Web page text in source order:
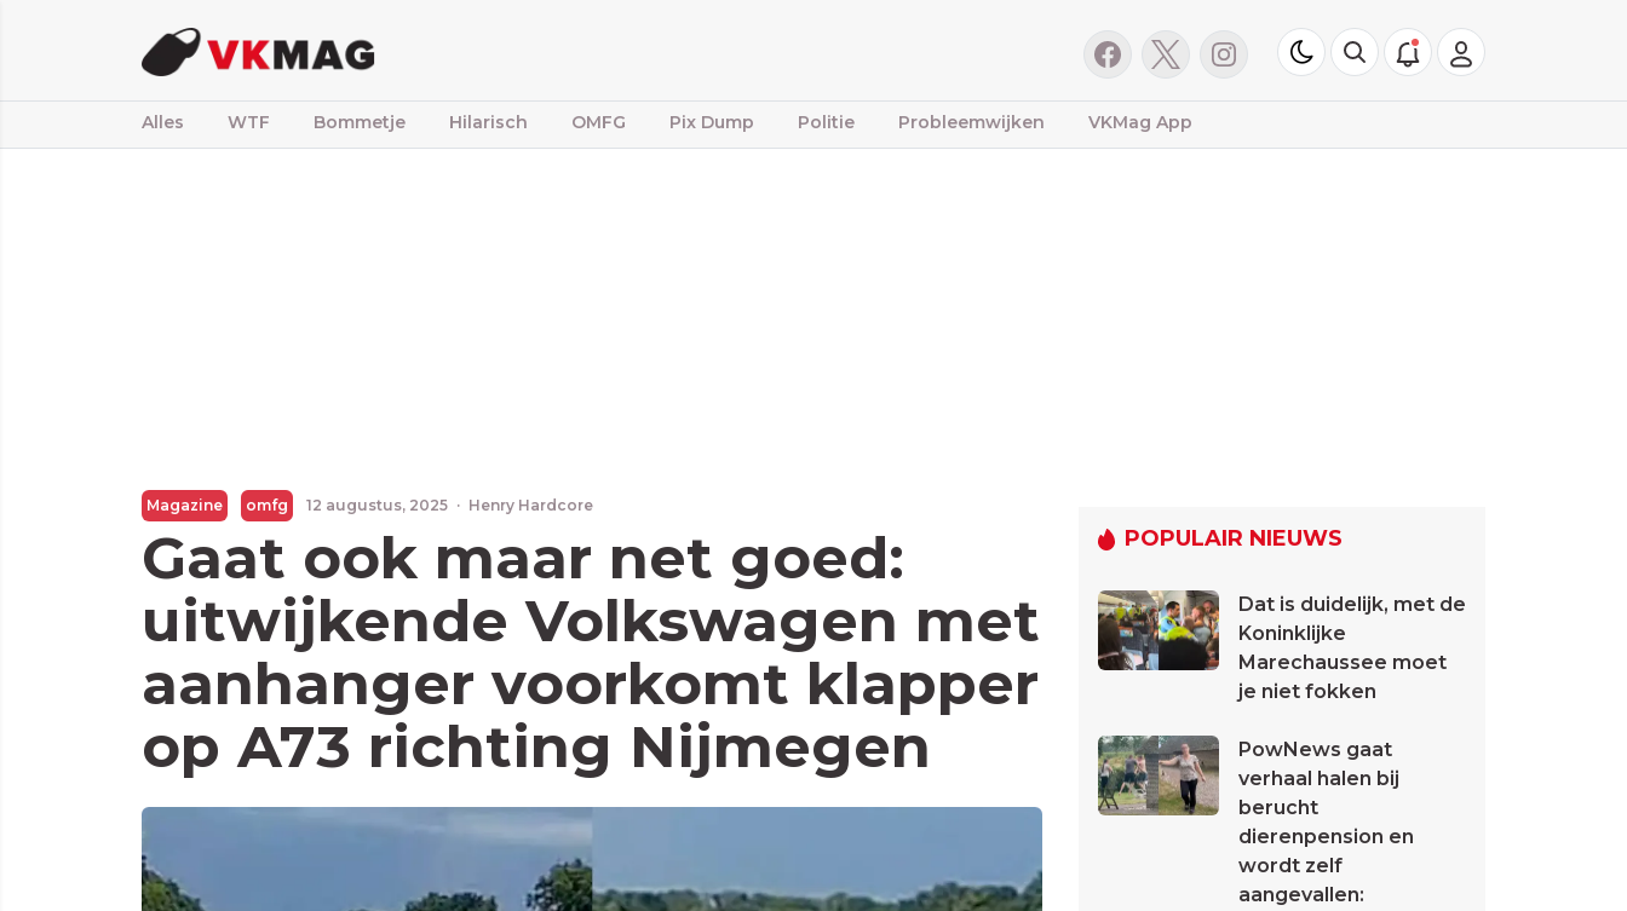
Alles WTF Bommetje Hilarisch OMFG Pix Dump Politie Probleemwijken VKMag App
Magazine omfg 12 augustus, 2025 · Henry Hardcore
Gaat ook maar net goed:
uitwijkende Volkswagen met
aanhanger voorkomt klapper
op A73 richting Nijmegen
POPULAIR NIEUWS
Dat is duidelijk, met de
Koninklijke
Marechaussee moet
je niet fokken
PowNews gaat
verhaal halen bij
berucht
dierenpension en
wordt zelf
aangevallen: